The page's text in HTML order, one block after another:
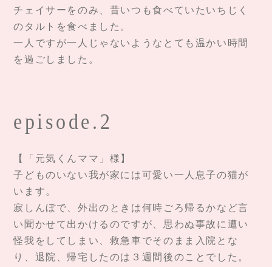
チェイサーをのみ、昔いつも食べていたいちじく
のタルトを食べました。
一人ですが一人じゃないようなとても温かい時間
を過ごしました。
episode.2
【「元気くんママ」様】
子どものいない我が家には可愛い一人息子の猫が
います。
寂しんぼで、外出のときは何時ごろ帰るかなど言
い聞かせて出かけるのですが、思わぬ事故に遭い
怪我をしてしまい、救急車でそのまま入院とな
り、退院、帰宅したのは３週間後のことでした。